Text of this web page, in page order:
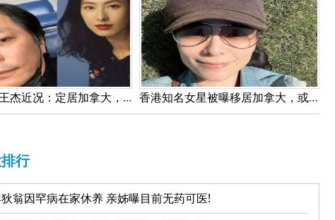
60岁歌手王杰近况：定居加拿大，被曝与富婆爱得投入，彻底躺平！ 香港知名女星被曝移居加拿大，或将彻底息影，丈夫留在国内赚钱!
行
翁因罕病在家休养 亲姊曝目前无药可医!